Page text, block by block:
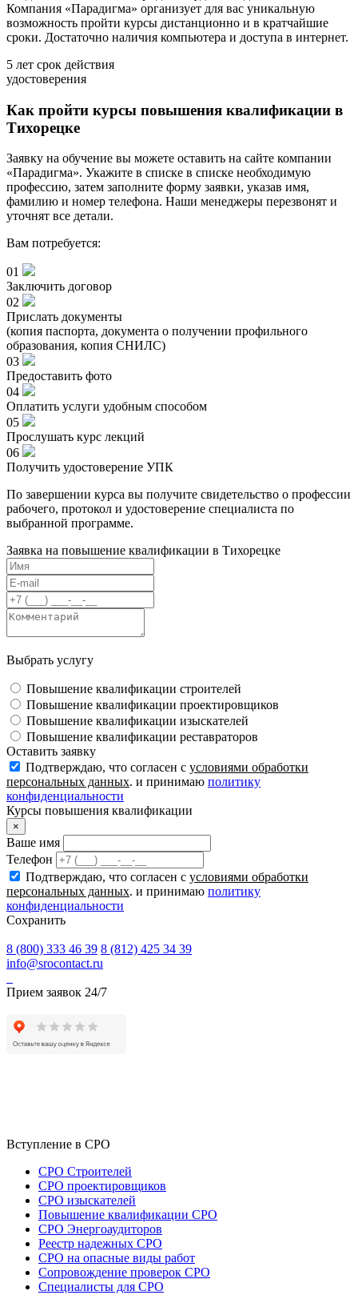
Компания «Парадигма» организует для вас уникальную
возможность пройти курсы дистанционно и в кратчайшие
сроки. Достаточно наличия компьютера и доступа в интернет.
5 лет срок действия
удостоверения
Как пройти курсы повышения квалификации в
Тихорецке
Заявку на обучение вы можете оставить на сайте компании
«Парадигма». Укажите в списке в списке необходимую
профессию, затем заполните форму заявки, указав имя,
фамилию и номер телефона. Наши менеджеры перезвонят и
уточнят все детали.
Вам потребуется:
01
Заключить договор
02
Прислать документы
(копия паспорта, документа о получении профильного
образования, копия СНИЛС)
03
Предоставить фото
04
Оплатить услуги удобным способом
05
Прослушать курс лекций
06
Получить удостоверение УПК
По завершении курса вы получите свидетельство о профессии
рабочего, протокол и удостоверение специалиста по
выбранной программе.
Заявка на повышение квалификации в Тихорецке
Выбрать услугу
Повышение квалификации строителей
Повышение квалификации проектировщиков
Повышение квалификации изыскателей
Повышение квалификации реставраторов
Оставить заявку
Подтверждаю, что согласен с условиями обработки
персональных данных. и принимаю политику
конфиденциальности
Курсы повышения квалификации
×
Ваше имя
Телефон
Подтверждаю, что согласен с условиями обработки
персональных данных. и принимаю политику
конфиденциальности
Сохранить
8 (800) 333 46 39 8 (812) 425 34 39
info@srocontact.ru
Прием заявок 24/7
Вступление в СРО
СРО Строителей
СРО проектировщиков
СРО изыскателей
Повышение квалификации СРО
СРО Энергоаудиторов
Реестр надежных СРО
СРО на опасные виды работ
Сопровождение проверок СРО
Специалисты для СРО